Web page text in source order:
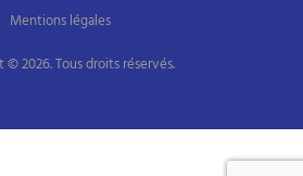
© 2026. Tous droits réservés.
Mentions légales